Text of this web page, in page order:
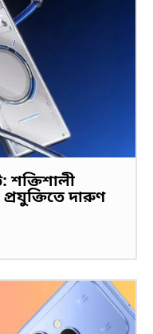
শক্তিশালী
দারুণ